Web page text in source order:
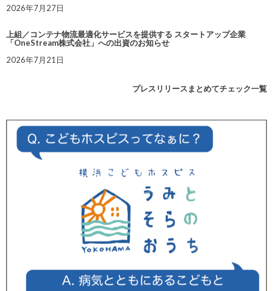
2026年7月27日
上組／コンテナ物流最適化サービスを提供する スタートアップ企業
「OneStream株式会社」への出資のお知らせ
2026年7月21日
プレスリリースまとめてチェック一覧